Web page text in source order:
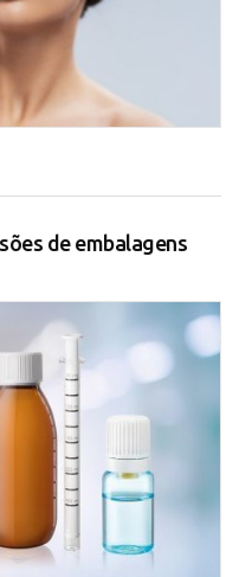
de embalagens